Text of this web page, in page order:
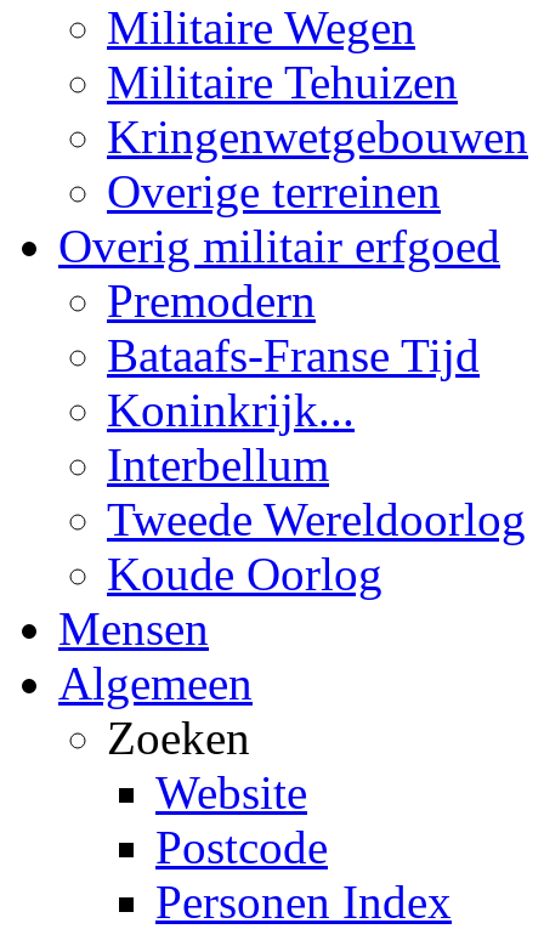
Militaire Wegen
Militaire Tehuizen
Kringenwetgebouwen
Overige terreinen
Overig militair erfgoed
Premodern
Bataafs-Franse Tijd
Koninkrijk...
Interbellum
Tweede Wereldoorlog
Koude Oorlog
Mensen
Algemeen
Zoeken
Website
Postcode
Personen Index